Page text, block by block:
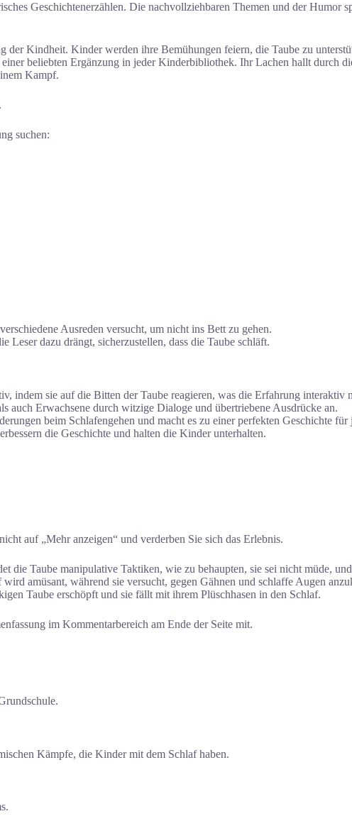
Geschichtenerzählen. Die nachvollziehbaren Themen und der Humor
der Kindheit. Kinder werden ihre Bemühungen feiern, die Taube zu
beliebten Ergänzung in jeder Kinderbibliothek. Ihr Lachen hallt durch
Kampf.
suchen:
Ausreden versucht, um nicht ins Bett zu gehen.
Leser dazu drängt, sicherzustellen, dass die Taube schläft.
indem sie auf die Bitten der Taube reagieren, was die Erfahrung interaktiv
auch Erwachsene durch witzige Dialoge und übertriebene Ausdrücke an.
beim Schlafengehen und macht es zu einer perfekten Geschichte
die Geschichte und halten die Kinder unterhalten.
auf „Mehr anzeigen“ und verderben Sie sich das Erlebnis.
die Taube manipulative Taktiken, wie zu behaupten, sie sei nicht müde,
amüsant, während sie versucht, gegen Gähnen und schlaffe Augen
Taube erschöpft und sie fällt mit ihrem Plüschhasen in den Schlaf.
im Kommentarbereich am Ende der Seite mit.
Kämpfe, die Kinder mit dem Schlaf haben.